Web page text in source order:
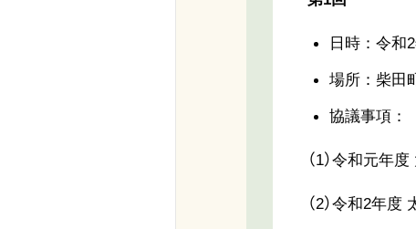
日時：令和
場所：柴田
協議事項：
（1）令和元年
（2）令和2年